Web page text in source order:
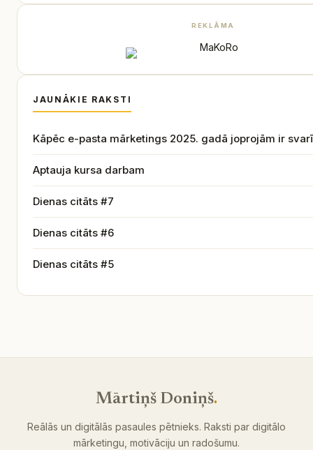
REKLĀMA
JAUNĀKIE RAKSTI
Kāpēc e-pasta mārketings 2025. gadā joprojām ir
Aptauja kursa darbam
Dienas citāts #7
Dienas citāts #6
Dienas citāts #5
Mārtiņš Doniņš.
Reālās un digitālās pasaules pētnieks. Raksti par digitālo
mārketingu, motivāciju un radošumu.